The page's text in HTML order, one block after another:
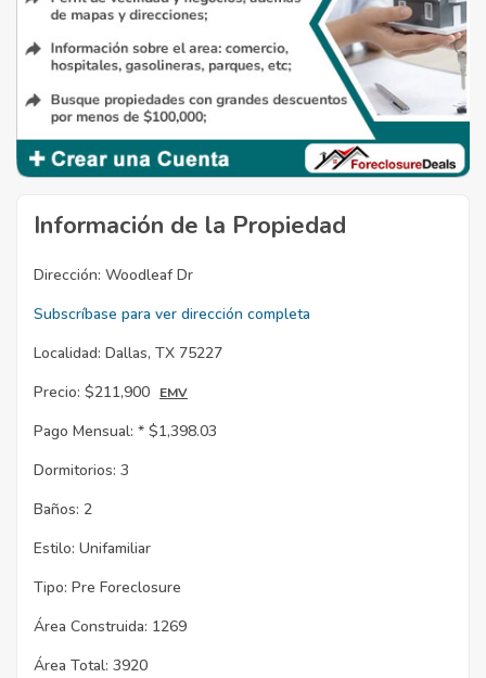
Información de la Propiedad
Dirección: Woodleaf Dr
Subscríbase para ver dirección completa
Localidad: Dallas, TX 75227
Precio: $211,900 EMV
Pago Mensual: * $1,398.03
Dormitorios: 3
Baños: 2
Estilo: Unifamiliar
Tipo: Pre Foreclosure
Área Construida: 1269
Área Total: 3920